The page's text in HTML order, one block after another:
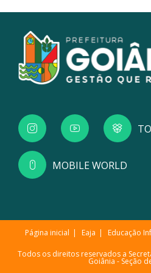
MOBILE WORLD
Página inicial Eaja Educação
Todos os direitos reservados a
Goiânia - Seção